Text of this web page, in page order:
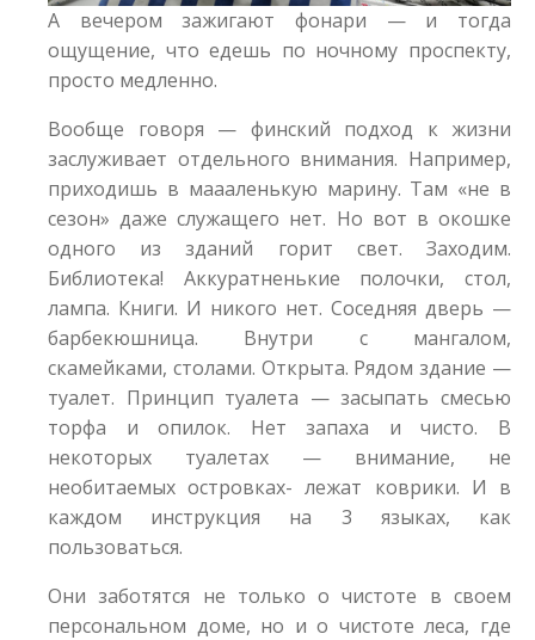
А вечером зажигают фонари — и тогда
ощущение, что едешь по ночному проспекту,
просто медленно.
Вообще говоря — финский подход к жизни
заслуживает отдельного внимания. Например,
приходишь в маааленькую марину. Там «не в
сезон» даже служащего нет. Но вот в окошке
одного из зданий горит свет. Заходим.
Библиотека! Аккуратненькие полочки, стол,
лампа. Книги. И никого нет. Соседняя дверь —
барбекюшница. Внутри с мангалом,
скамейками, столами. Открыта. Рядом здание —
туалет. Принцип туалета — засыпать смесью
торфа и опилок. Нет запаха и чисто. В
некоторых туалетах — внимание, не
необитаемых островках- лежат коврики. И в
каждом инструкция на 3 языках, как
пользоваться.
Они заботятся не только о чистоте в своем
персональном доме, но и о чистоте леса, где